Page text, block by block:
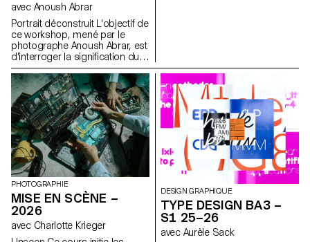
avec Anoush Abrar
Portrait déconstruit L'objectif de
ce workshop, mené par le
photographe Anoush Abrar, est
d'interroger la signification du
portrait contemporain. En
suivant la notion du "portrait
déconstruit" les étudiants-es-x
ont réalisé une image par
groupes de deux. La semaine
de workshop Moyen format
digital est à la fois une initiation
au matériel de prise de vue et
au logiciels dédiés.
PHOTOGRAPHIE
MISE EN SCÈNE –
2026
avec Charlotte Krieger
DESIGN GRAPHIQUE
TYPE DESIGN BA3 –
S1 25–26
avec Aurèle Sack